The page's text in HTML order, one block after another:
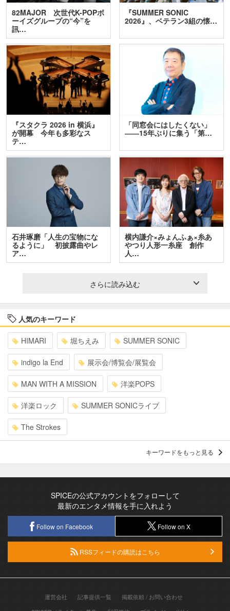
82MAJOR 次世代K-POPボ
ーイズグループの“今”を
訊…
『SUMMER SONIC
2026』、ベテラン3組の懐…
『スタクラ 2026 in 横浜』
が開幕 今年も多彩なス
テ…
「同窓会にはしたくない」
――15年ぶりに集う「第…
石井琢磨「人生の宝物にな
るように」 初披露曲やレ
ア…
横内謙介×みょんふぁ×糸あ
やつり人形一糸座 創作
人…
さらに読み込む
人気のキーワード
HIMARI 堀ちえみ SUMMER SONIC
indigo la End 展示会/博覧会/展覧会
MAN WITH A MISSION 洋楽POPS
洋楽ロック SUMMER SONICライブ
The Strokes
キーワードをもっと見る
SPICEの公式アカウントをフォローして
最新のエンタメ情報を手に入れよう
Follow on Facebook Follow on X
RSSフィードの購読はこちら
運営会社 記事提供一覧
掲載依頼 / お問い合わせ